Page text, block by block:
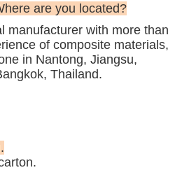
are you located?
manufacturer with more than
of composite materials,
in Nantong, Jiangsu,
Thailand.